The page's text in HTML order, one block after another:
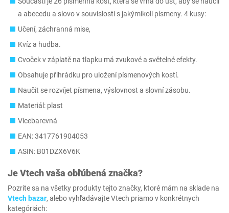
a abecedu a slovo v souvislosti s jakýmikoli písmeny. 4 kusy:
Učení, záchranná mise,
Kvíz a hudba.
Cvoček v záplatě na tlapku má zvukové a světelné efekty.
Obsahuje přihrádku pro uložení písmenových kostí.
Naučit se rozvíjet písmena, výslovnost a slovní zásobu.
Materiál: plast
Vícebarevná
EAN: 3417761904053
ASIN: B01DZX6V6K
JeVtechvaša obľúbená značka?
Pozrite sa na všetky produkty tejto značky, ktoré mám na sklade na
Vtech bazar, alebo vyhľadávajte Vtech priamo v konkrétnych
kategóriách: